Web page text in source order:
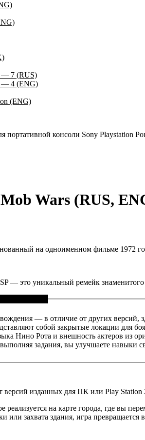
— 7 (RUS)
— 4 (ENG)
(ENG)
портативной консоли Sony Playstation
Wars (RUS,
на одноименном фильме 1972
— это уникальный ремейк
— в отличие от других версий,
собой закрытые локации для
Нино Рота и внешность актеров из
задания, вы улучшаете навыки
версий изданных для ПК или Play
реализуется на карте города, где вы
или захвата здания, игра